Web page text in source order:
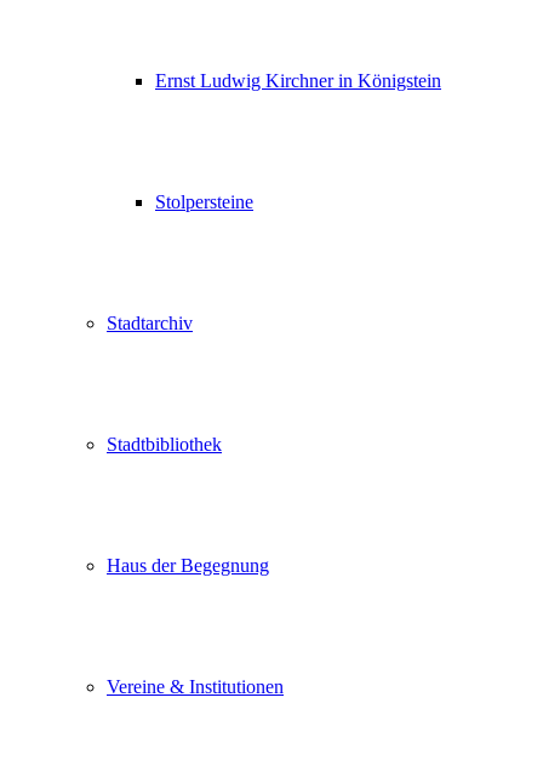
Ernst Ludwig Kirchner in Königstein
Stolpersteine
Stadtarchiv
Stadtbibliothek
Haus der Begegnung
Vereine & Institutionen